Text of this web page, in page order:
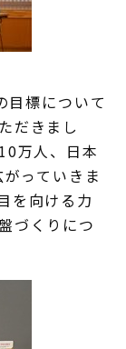
目標について
だきまし
万人、日本
っていきま
を向ける力
づくりにつ